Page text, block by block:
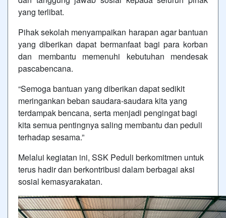
yang terlibat.
Pihak sekolah menyampaikan harapan agar bantuan
yang diberikan dapat bermanfaat bagi para korban
dan membantu memenuhi kebutuhan mendesak
pascabencana.
“Semoga bantuan yang diberikan dapat sedikit
meringankan beban saudara-saudara kita yang
terdampak bencana, serta menjadi pengingat bagi
kita semua pentingnya saling membantu dan peduli
terhadap sesama.”
Melalui kegiatan ini, SSK Peduli berkomitmen untuk
terus hadir dan berkontribusi dalam berbagai aksi
sosial kemasyarakatan.